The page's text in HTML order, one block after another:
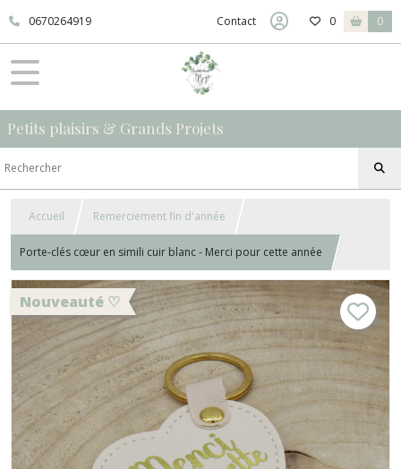
0670264919 Contact 0 0
Petits plaisirs & Grands Projets
Accueil Remerciement fin d'année
Porte-clés cœur en simili cuir blanc - Merci pour cette année
Nouveauté ♡